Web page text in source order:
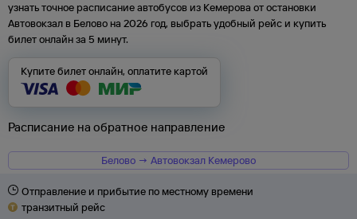
узнать точное расписание автобусов из Кемерова отостановки
Автовокзал в Белово на 2026 год, выбрать удобный рейс и купить
билет онлайн за 5 минут.
Купите билет онлайн, оплатите картой
Расписание на обратное направление
Белово → Автовокзал Кемерово
Отправление и прибытие по местному времени
транзитный рейс